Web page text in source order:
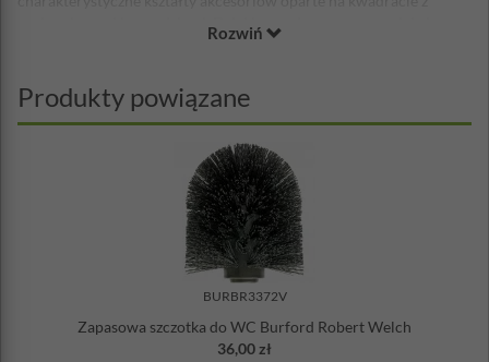
produkty z tej serii doskonale pasują do łazienek w każdej
Dzięki użyciu wysokiej jakości stali nierdzewnej o polerowanej
powierzchni, świetnie nadaje sie do łazienek, gdzie panuje często
wilgoć, ponieważ stal nie koroduje i nie rdzewieje.
Szerokość: 15,5 cm
Materiał: stal nierdzewna 18/10
Rozwiń
Produkty powiązane
BURBR3372V
Zapasowa szczotka do WC Burford Robert Welch
36,00 zł